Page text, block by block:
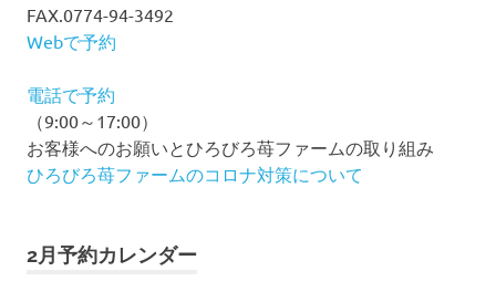
ン
FAX.0774-94-3492
Webで予約
電話で予約
（9:00～17:00）
お客様へのお願いとひろびろ苺ファームの取り組み
ひろびろ苺ファームのコロナ対策について
2月予約カレンダー